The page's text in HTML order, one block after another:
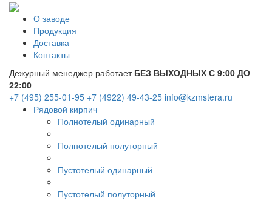
О заводе
Продукция
Доставка
Контакты
Дежурный менеджер работает БЕЗ ВЫХОДНЫХ С 9:00 ДО
22:00
+7 (495) 255-01-95 +7 (4922) 49-43-25 info@kzmstera.ru
Рядовой кирпич
Полнотелый одинарный
Полнотелый полуторный
Пустотелый одинарный
Пустотелый полуторный